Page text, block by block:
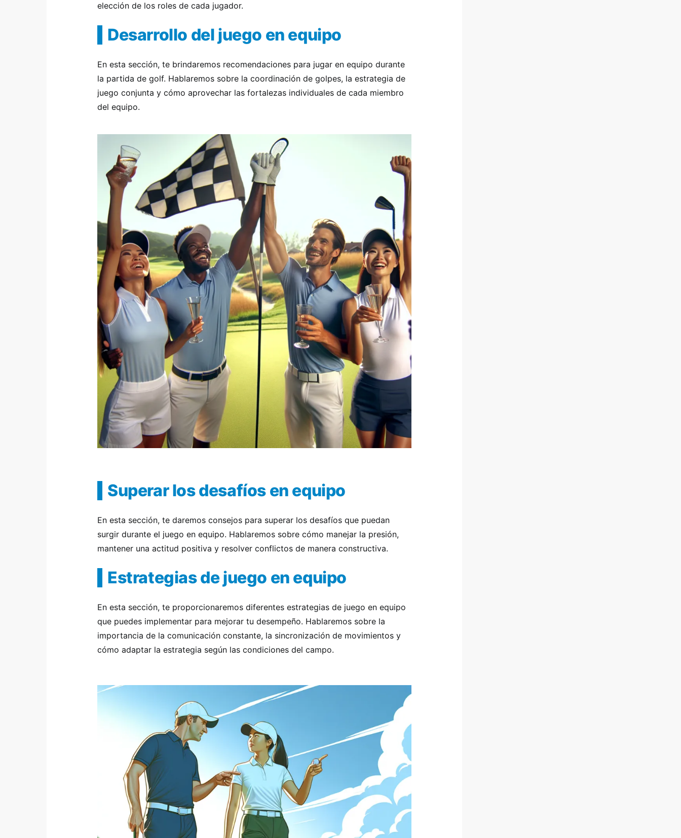
elección de los roles de cada jugador.
Desarrollo del juego en equipo
En esta sección, te brindaremos recomendaciones para jugar en equipo durante
la partida de golf. Hablaremos sobre la coordinación de golpes, la estrategia de
juego conjunta y cómo aprovechar las fortalezas individuales de cada miembro
del equipo.
Superar los desafíos en equipo
En esta sección, te daremos consejos para superar los desafíos que puedan
surgir durante el juego en equipo. Hablaremos sobre cómo manejar la presión,
mantener una actitud positiva y resolver conflictos de manera constructiva.
Estrategias de juego en equipo
En esta sección, te proporcionaremos diferentes estrategias de juego en equipo
que puedes implementar para mejorar tu desempeño. Hablaremos sobre la
importancia de la comunicación constante, la sincronización de movimientos y
cómo adaptar la estrategia según las condiciones del campo.